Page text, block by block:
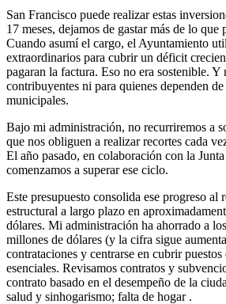
San Francisco puede realizar estas
17 meses, dejamos de gastar más de lo que
Cuando asumí el cargo, el Ayuntamiento
extraordinarios para cubrir un déficit
pagaran la factura. Eso no era sostenible. Y
contribuyentes ni para quienes dependen
municipales.
Bajo mi administración, no recurriremos a
que nos obliguen a realizar recortes cada
El año pasado, en colaboración con la
comenzamos a superar ese ciclo.
Este presupuesto consolida ese progreso al
estructural a largo plazo en
dólares. Mi administración ha ahorrado a
millones de dólares (y la cifra sigue
contrataciones y centrarse en cubrir
esenciales. Revisamos contratos y
contrato basado en el desempeño de la
salud y sinhogarismo; falta de hogar .